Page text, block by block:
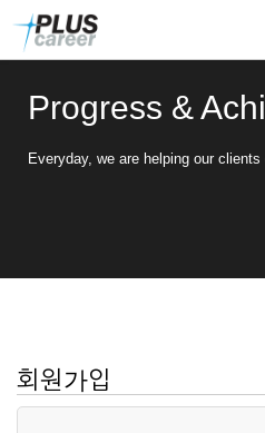
Progress &
Everyday, we are helping our clients
회원가입